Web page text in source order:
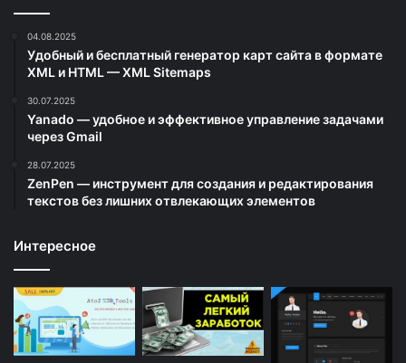
04.08.2025
Удобный и бесплатный генератор карт сайта в формате
XML и HTML — XML Sitemaps
30.07.2025
Yanado — удобное и эффективное управление задачами
через Gmail
28.07.2025
ZenPen — инструмент для создания и редактирования
текстов без лишних отвлекающих элементов
Интересное